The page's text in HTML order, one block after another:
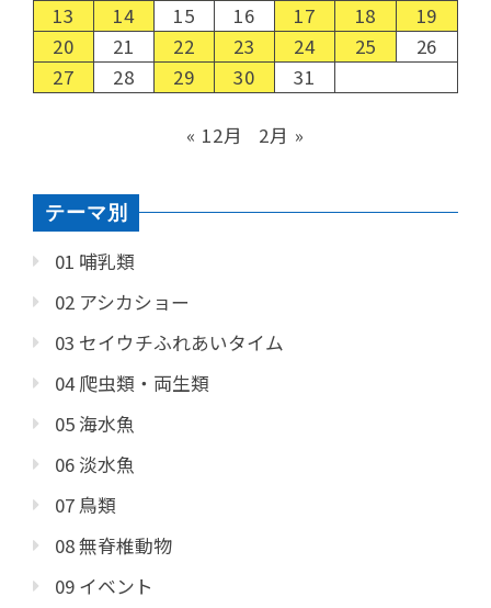
13
14 15 16 17 18
19
20
21 22 23 24 25
26
27
28 29 30 31
« 12月 2月 »
テーマ別
01 哺乳類
02 アシカショー
03 セイウチふれあいタイム
04 爬虫類・両生類
05 海水魚
06 淡水魚
07 鳥類
08 無脊椎動物
09 イベント